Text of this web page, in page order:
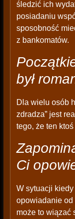
śledzić ich
posiadaniu
sposobność
z bankomatów.
był
Dla wielu osób
zdradza” jest
tego, że ten
Ci
W sytuacji
opowiadanie od
może to wiązać